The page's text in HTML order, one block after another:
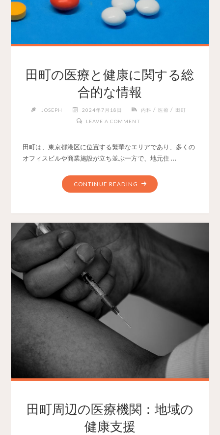
田町の医療と健康に関する総
合的な情報
JOSEPH 2024年7月18日 内科 / 医療 /
田町
LEAVE A COMMENT
田町は、東京都港区に位置する繁華なエリアであり、多くの
オフィスビルや商業施設が立ち並ぶ一方で、地元住 …
CONTINUE READING
田町周辺の医療機関：地域の
健康支援